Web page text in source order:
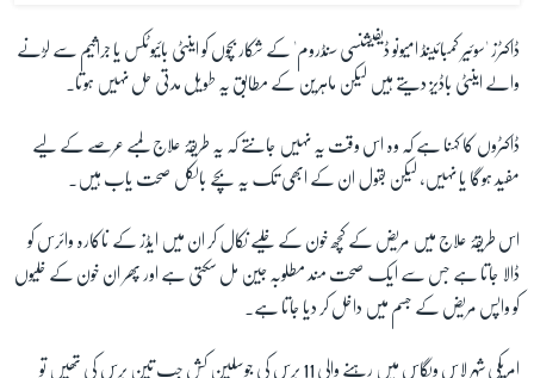
ڈاکٹرز 'سوئیر کمبائینڈ امیونو ڈیفیشنسی سنڈروم' کے شکار بچوں کو اینٹی بائیوٹکس یا جراثیم سے لڑنے
والے اینٹی باڈیز دیتے ہیں لیکن ماہرین کے مطابق یہ طویل مدتی حل نہیں ہوتا۔
ڈاکٹروں کا کہنا ہے کہ وہ اس وقت یہ نہیں جانتے کہ یہ طریقۂ علاج لمبے عرصے کے لیے
مفید ہوگا یا نہیں، لیکن بقول ان کے ابھی تک یہ بچے بالکل صحت یاب ہیں۔
اس طریقۂ علاج میں مریض کے کچھ خون کے خلیے نکال کر ان میں ایڈز کے ناکارہ وائرس کو
ڈالا جاتا ہے جس سے ایک صحت مند مطلوبہ جین مل سکتی ہے اور پھر ان خون کے خلیوں
کو واپس مریض کے جسم میں داخل کر دیا جاتا ہے۔
امریکی شہر لاس ویگاس میں رہنے والی 11 برس کی جوسلین کش جب تین برس کی تھیں تو